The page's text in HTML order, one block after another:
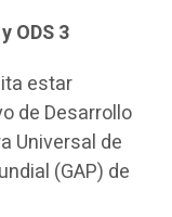
ODS 3
estar
de Desarrollo
Universal de
(GAP) de